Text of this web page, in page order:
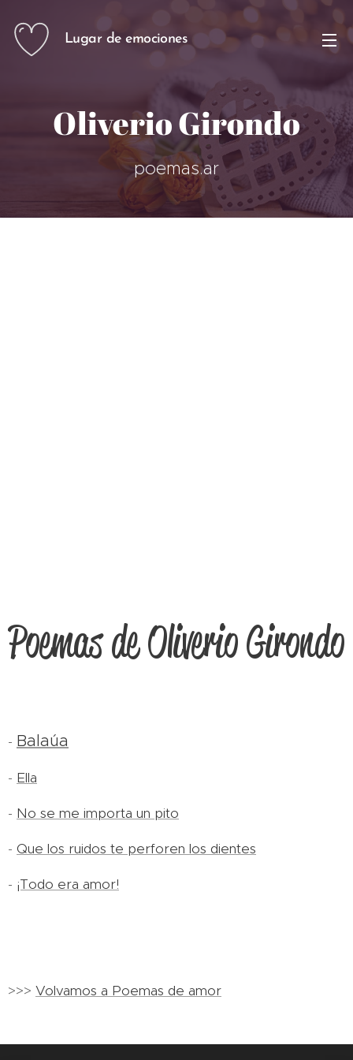
Lugar de emociones
Oliverio Girondo
poemas.ar
Poemas de Oliverio Girondo
- Balaúa
- Ella
- No se me importa un pito
- Que los ruidos te perforen los dientes
- ¡Todo era amor!
>>> Volvamos a Poemas de amor